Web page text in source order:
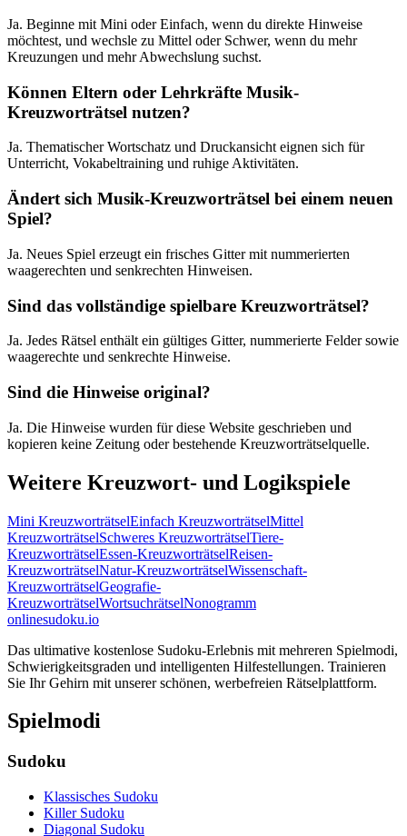
Ja. Beginne mit Mini oder Einfach, wenn du direkte Hinweise
möchtest, und wechsle zu Mittel oder Schwer, wenn du mehr
Kreuzungen und mehr Abwechslung suchst.
Können Eltern oder Lehrkräfte Musik-
Kreuzworträtsel nutzen?
Ja. Thematischer Wortschatz und Druckansicht eignen sich für
Unterricht, Vokabeltraining und ruhige Aktivitäten.
Ändert sich Musik-Kreuzworträtsel bei einem neuen
Spiel?
Ja. Neues Spiel erzeugt ein frisches Gitter mit nummerierten
waagerechten und senkrechten Hinweisen.
Sind das vollständige spielbare Kreuzworträtsel?
Ja. Jedes Rätsel enthält ein gültiges Gitter, nummerierte Felder sowie
waagerechte und senkrechte Hinweise.
Sind die Hinweise original?
Ja. Die Hinweise wurden für diese Website geschrieben und
kopieren keine Zeitung oder bestehende Kreuzworträtselquelle.
Weitere Kreuzwort- und Logikspiele
Mini KreuzworträtselEinfach KreuzworträtselMittel
KreuzworträtselSchweres KreuzworträtselTiere-
KreuzworträtselEssen-KreuzworträtselReisen-
KreuzworträtselNatur-KreuzworträtselWissenschaft-
KreuzworträtselGeografie-
KreuzworträtselWortsuchrätselNonogramm
onlinesudoku.io
Das ultimative kostenlose Sudoku-Erlebnis mit mehreren Spielmodi,
Schwierigkeitsgraden und intelligenten Hilfestellungen. Trainieren
Sie Ihr Gehirn mit unserer schönen, werbefreien Rätselplattform.
Spielmodi
Sudoku
Klassisches Sudoku
Killer Sudoku
Diagonal Sudoku